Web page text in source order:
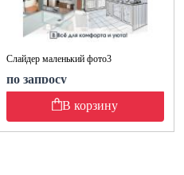
Слайдер маленький фото3
по запросу
В корзину